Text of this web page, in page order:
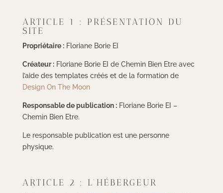
ARTICLE 1 : PRÉSENTATION DU
SITE
Propriétaire :Floriane Borie EI
Créateur :Floriane Borie EI de Chemin Bien Etre avec
l’aide des templates créés et de la formation de
Design On The Moon
Responsable de publication :Floriane Borie EI –
Chemin Bien Etre.
Le responsable publication est une personne
physique.
ARTICLE 2 : L’HÉBERGEUR